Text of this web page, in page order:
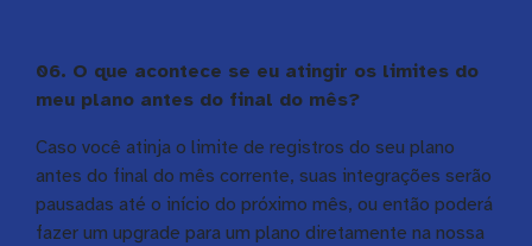
06. O que acontece se eu atingir os limites do
meu plano antes do final do mês?
Caso você atinja o limite de registros do seu plano
antes do final do mês corrente, suas integrações serão
pausadas até o início do próximo mês, ou então poderá
fazer um upgrade para um plano diretamente na nossa